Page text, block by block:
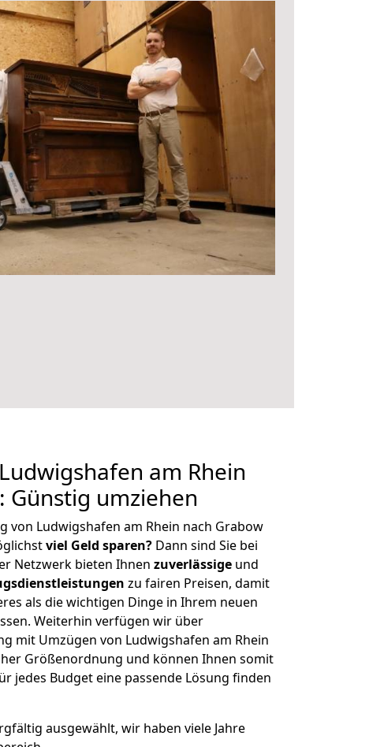
am Rhein
Günstig umziehen
von Ludwigshafen am Rhein nach Grabow
viel Geld sparen? Dann sind Sie bei
Netzwerk bieten Ihnen zuverlässige und
zu fairen Preisen, damit
als die wichtigen Dinge in Ihrem neuen
Weiterhin verfügen wir über
mit Umzügen von Ludwigshafen am Rhein
Größenordnung und können Ihnen somit
jedes Budget eine passende Lösung finden
ausgewählt, wir haben viele Jahre